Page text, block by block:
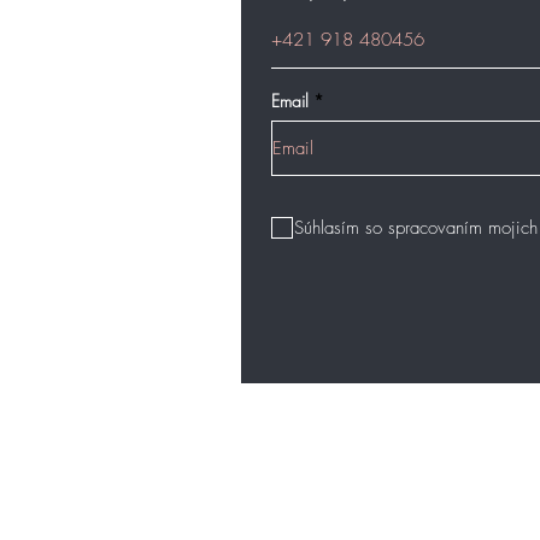
pôvod. Teda nie je pravda, že
ich konzistenciami. Ďalej existuje
pokožky, ktorá sa nikdy
sa pochádza z kontrolovaných
Email
Súhlasím so spracovaním